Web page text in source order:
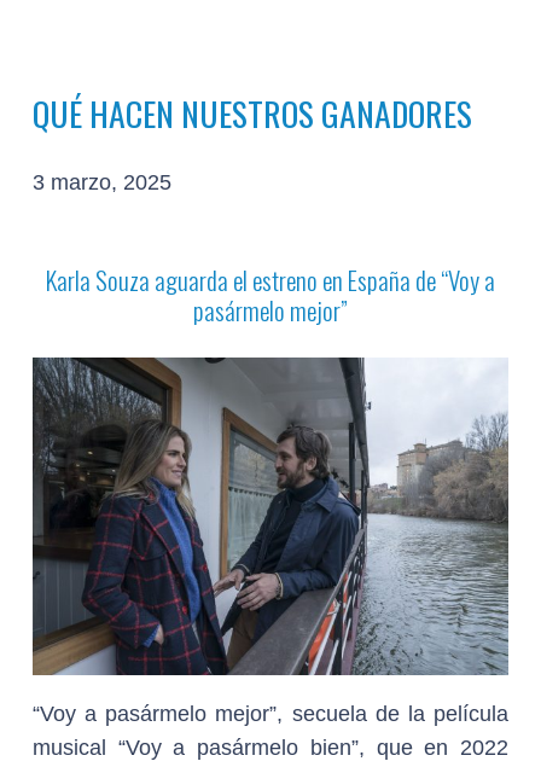
QUÉ HACEN NUESTROS GANADORES
3 marzo, 2025
Karla Souza aguarda el estreno en España de “Voy a
pasármelo mejor”
“Voy a pasármelo mejor”, secuela de la película
musical “Voy a pasármelo bien”, que en 2022